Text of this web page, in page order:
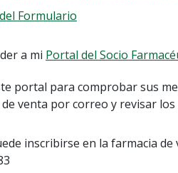
Formulario
a mi Portal del Socio
portal para comprobar sus
venta por correo y revisar los
inscribirse en la farmacia